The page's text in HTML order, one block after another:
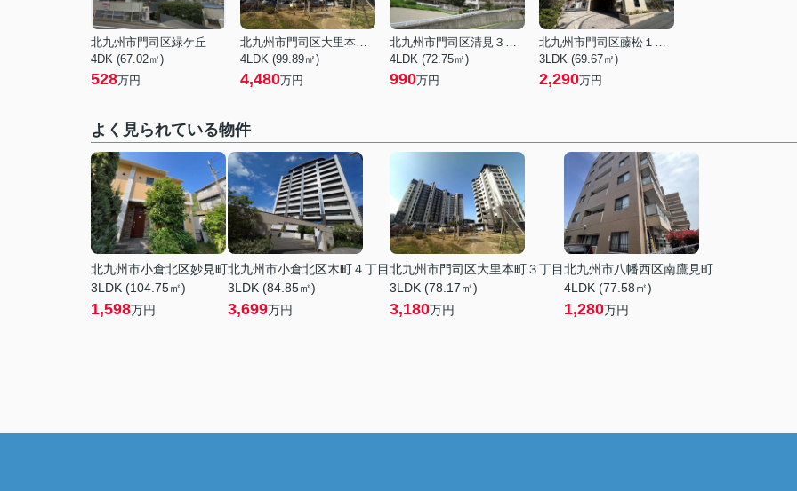
北九州市門司区緑ケ丘
4DK (67.02㎡)
528万円
北九州市門司区大里本町３丁目
4LDK (99.89㎡)
4,480万円
北九州市門司区清見３丁目
4LDK (72.75㎡)
990万円
北九州市門司区藤松１丁目
3LDK (69.67㎡)
2,290万円
よく見られている物件
北九州市小倉北区妙見町
3LDK (104.75㎡)
1,598万円
北九州市小倉北区木町４丁目
3LDK (84.85㎡)
3,699万円
北九州市門司区大里本町３丁目
3LDK (78.17㎡)
3,180万円
北九州市八幡西区南鷹見町
4LDK (77.58㎡)
1,280万円